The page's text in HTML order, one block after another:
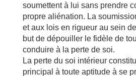
soumettent à lui sans prendre
propre aliénation. La
et aux lois en rigueur au sein
but de dépouiller le fidèle de
conduire à la perte de soi.
La perte du soi intérieur
principal à toute aptitude à se